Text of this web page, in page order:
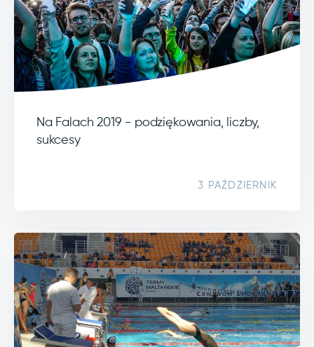
Na Falach 2019 - podziękowania, liczby,
sukcesy
3 PAŹDZIERNIK